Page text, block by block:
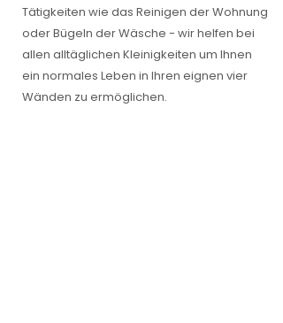
Tätigkeiten wie das Reinigen der Wohnung
oder Bügeln der Wäsche - wir helfen bei
allen alltäglichen Kleinigkeiten um Ihnen
ein normales Leben in Ihren eignen vier
Wänden zu ermöglichen.